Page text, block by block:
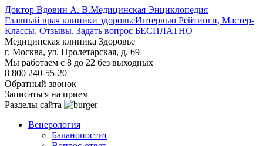
Доктор Вдовин А. В.Медицинская Энциклопедия
Главный врач клиники здоровьеИнтервью Рейтинги, Мастер-
Классы, Отзывы, Задать вопрос БЕСПЛАТНО
Медицинская клиника Здоровье
г. Москва, ул. Пролетарская, д. 69
Мы работаем с 8 до 22 без выходных
8 800 240-55-20
Обратный звонок
Записаться на прием
Разделы сайта
Венерология
Баланопостит